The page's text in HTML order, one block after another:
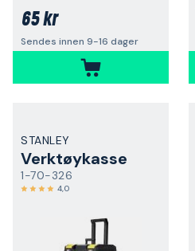
65 kr
Sendes innen 9-16 dager
STANLEY
Verktøykasse
1-70-326
4,0